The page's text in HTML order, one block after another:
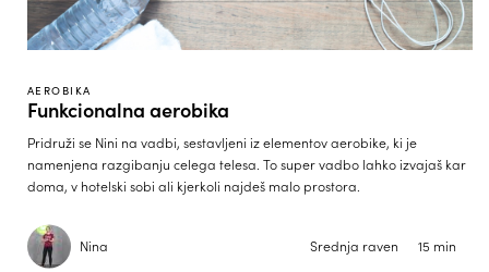
AEROBIKA
Funkcionalna aerobika
Pridruži se Nini na vadbi, sestavljeni iz elementov aerobike, ki je
namenjena razgibanju celega telesa. To super vadbo lahko izvajaš kar
doma, v hotelski sobi ali kjerkoli najdeš malo prostora.
Nina Srednja raven 15 min